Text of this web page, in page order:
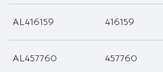
AL416159 416159
AL457760 457760